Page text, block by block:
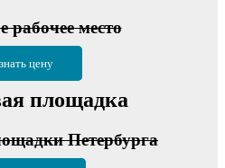
рабочее место
цену
площадка
Петербурга